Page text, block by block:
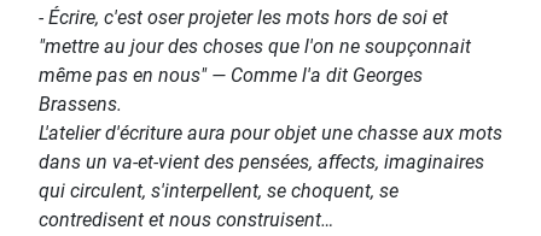
- Écrire, c'est oser projeter les mots hors de soi et
"mettre au jour des choses que l'on ne soupçonnait
même pas en nous" — Comme l'a dit Georges
Brassens.
L'atelier d'écriture aura pour objet une chasse aux mots
dans un va-et-vient des pensées, affects, imaginaires
qui circulent, s'interpellent, se choquent, se
contredisent et nous construisent…